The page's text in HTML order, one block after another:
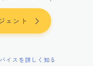
ェント
イスを詳しく知る